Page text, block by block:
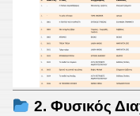
2. Φυσικός